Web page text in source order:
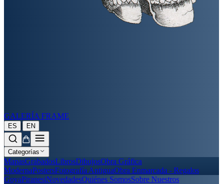
GALERÍA FRAME
ES | EN
Categorías
MapasGrabadosLibrosDibujosObra Gráfica
ModernaPostersFotografía AntiguaObra Enmarcada - Regalos
GoyaPiranesiNovedadesQuiénes SomosSobre Nuestros